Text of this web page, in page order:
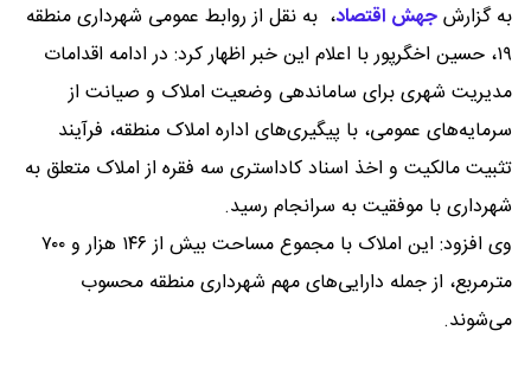
به گزارشجهش اقتصاد، به نقل از روابط عمومی شهرداری منطقه
۱۹، حسین اخگرپور با اعلام این خبر اظهار کرد: در ادامه اقدامات
مدیریت شهری برای ساماندهی وضعیت املاک و صیانت از
سرمایه‌های عمومی، با پیگیری‌های اداره املاک منطقه، فرآیند
تثبیت مالکیت و اخذ اسناد کاداستری سه فقره از املاک متعلق به
شهرداری با موفقیت به سرانجام رسید.
وی افزود: این املاک با مجموع مساحت بیش از ۱۴۶ هزار و ۷۰۰
مترمربع، از جمله دارایی‌های مهم شهرداری منطقه محسوب
می‌شوند.